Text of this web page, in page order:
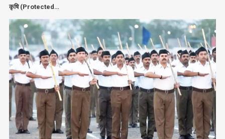
कृषि (Protected…